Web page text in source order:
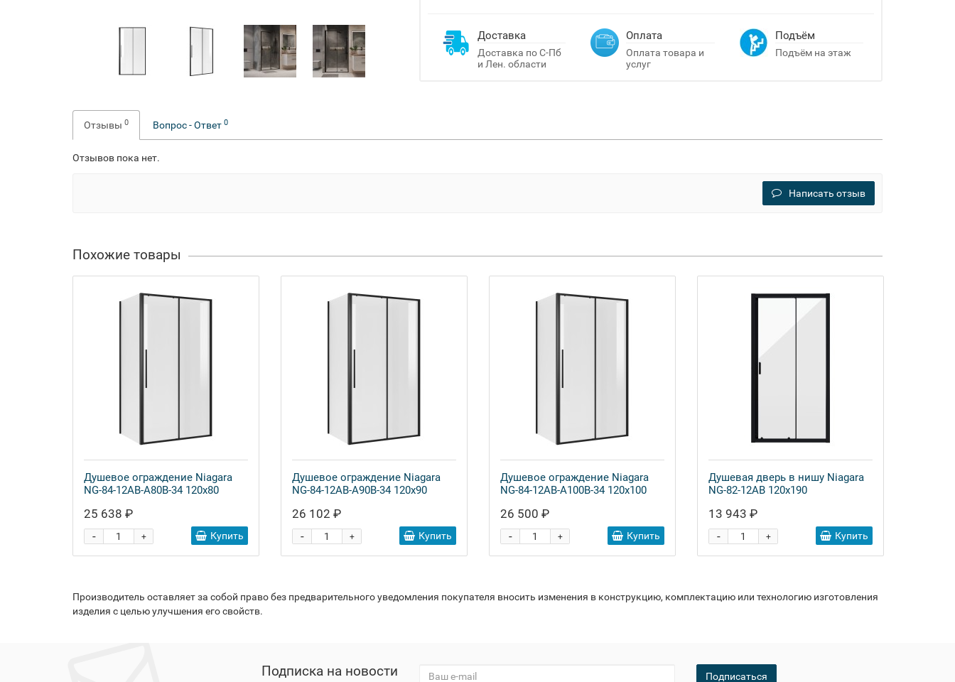
Доставка
Доставка по С-Пб
и Лен. области
Оплата
Оплата товара и
услуг
Подъём
Подъём на этаж
Отзывы 0 Вопрос - Ответ 0
Отзывов пока нет.
Написать отзыв
Похожие товары
Душевое ограждение Niagara
NG-84-12AB-A80B-34 120x80
25 638 ₽
+
- Купить
Душевое ограждение Niagara
NG-84-12AB-A90B-34 120x90
26 102 ₽
+
- Купить
Душевое ограждение Niagara
NG-84-12AB-A100B-34 120x100
26 500 ₽
+
- Купить
Душевая дверь в нишу Niagara
NG-82-12AB 120x190
13 943 ₽
+
- Купить
Производитель оставляет за собой право без предварительного уведомления покупателя вносить изменения в конструкцию, комплектацию или технологию изготовления
изделия с целью улучшения его свойств.
Подписка на новости Подписаться